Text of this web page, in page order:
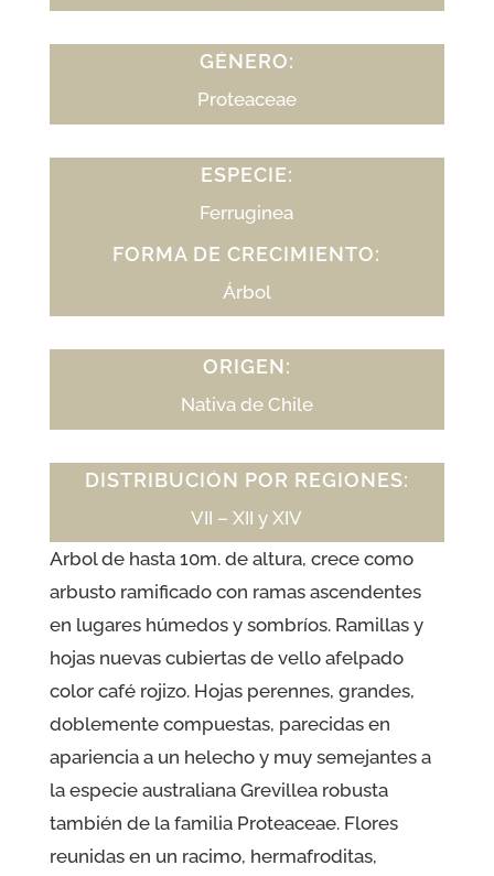
GÉNERO:
Proteaceae
ESPECIE:
Ferruginea
FORMA DE CRECIMIENTO:
Árbol
ORIGEN:
Nativa de Chile
DISTRIBUCIÓN POR REGIONES:
VII – XII y XIV
Arbol de hasta 10m. de altura, crece como
arbusto ramificado con ramas ascendentes
en lugares húmedos y sombríos. Ramillas y
hojas nuevas cubiertas de vello afelpado
color café rojizo. Hojas perennes, grandes,
doblemente compuestas, parecidas en
apariencia a un helecho y muy semejantes a
la especie australiana Grevillea robusta
también de la familia Proteaceae. Flores
reunidas en un racimo, hermafroditas,